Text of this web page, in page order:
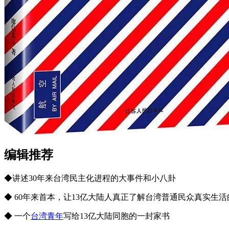
编辑推荐
◆讲述30年来台湾民主化进程的大事件和小八卦
◆ 60年来首本，让13亿大陆人真正了解台湾普通民众真实生活
◆ 一个台湾青年写给13亿大陆同胞的一封家书